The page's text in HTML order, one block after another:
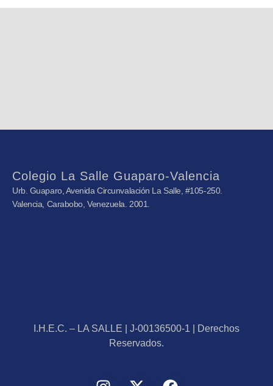
Colegio La Salle Guaparo-Valencia
Urb. Guaparo, Avenida Circunvalación La Salle, #105-250.
Valencia, Carabobo, Venezuela. 2001.
I.H.E.C. – LA SALLE | J-00136500-1 | Derechos
Reservados.